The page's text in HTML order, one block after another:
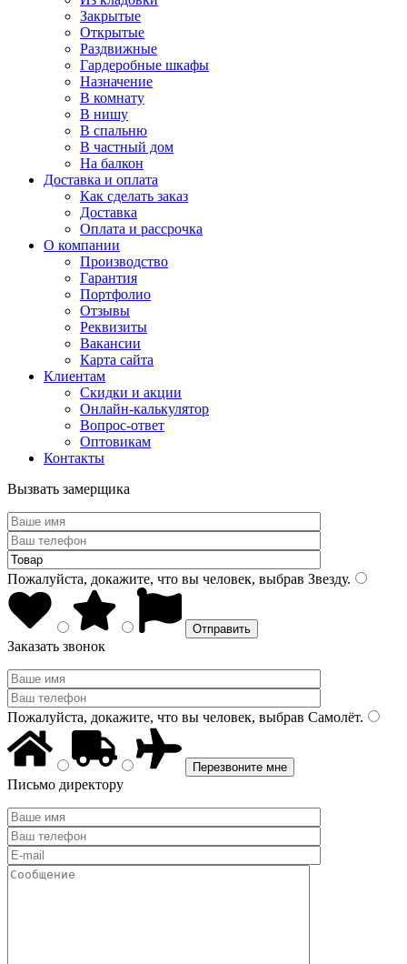
Закрытые
Открытые
Раздвижные
Гардеробные шкафы
Назначение
В комнату
В нишу
В спальню
В частный дом
На балкон
Доставка и оплата
Как сделать заказ
Доставка
Оплата и рассрочка
О компании
Производство
Гарантия
Портфолио
Отзывы
Реквизиты
Вакансии
Карта сайта
Клиентам
Скидки и акции
Онлайн-калькулятор
Вопрос-ответ
Оптовикам
Контакты
Вызвать замерщика
Пожалуйста, докажите, что вы человек, выбрав Звезду.
Заказать звонок
Пожалуйста, докажите, что вы человек, выбрав Самолёт.
Письмо директору